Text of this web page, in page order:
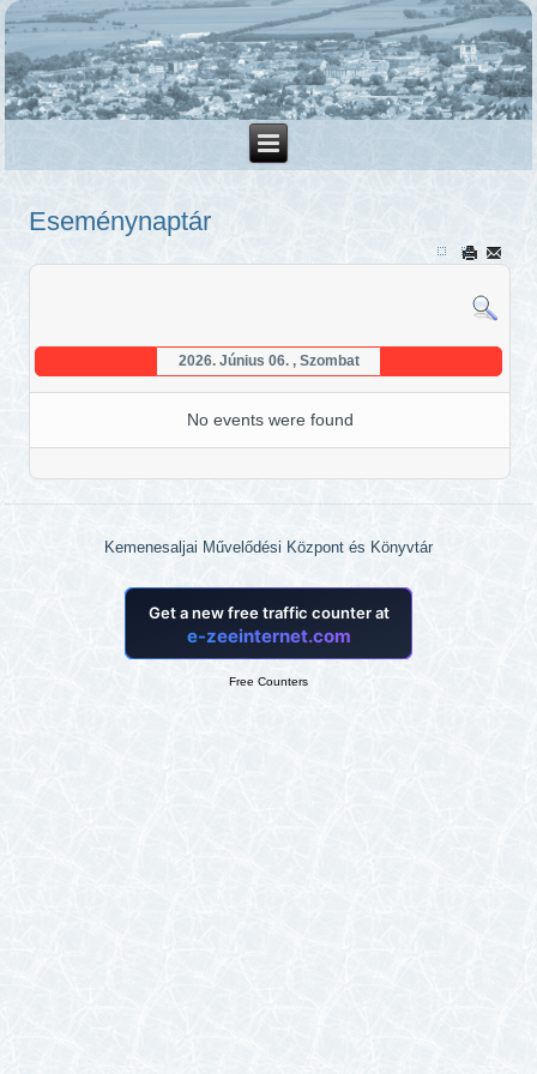
Eseménynaptár
2026. Június 06. , Szombat
No events were found
Kemenesaljai Művelődési Központ és Könyvtár
Free Counters